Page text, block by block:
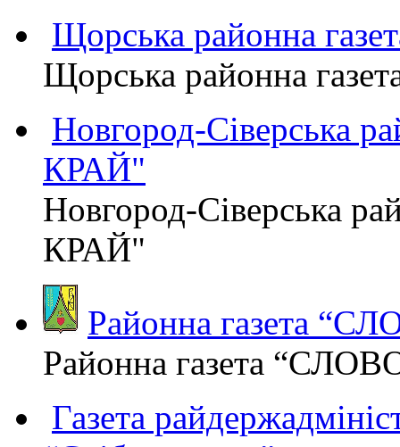
Щорська районна
Щорська районна
Новгород-Сіверська
КРАЙ"
Новгород-Сіверська
КРАЙ"
Районна газета
Районна газета
Газета